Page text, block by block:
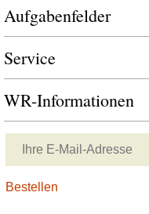
Aufgabenfelder
Service
WR-Informationen